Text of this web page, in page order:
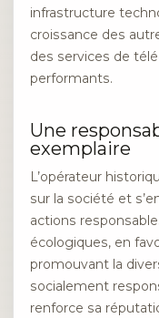
infrastructure
croissance des
des services de
performants.
Une
exemplaire
L’opérateur
sur la société et
actions
écologiques, en
promouvant la
socialement
renforce sa